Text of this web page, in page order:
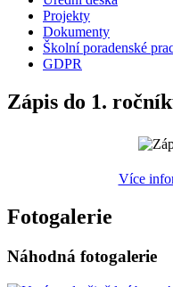
Projekty
Dokumenty
Školní poradenské
GDPR
Zápis do 1.
Více
Fotogalerie
Náhodná fotogalerie